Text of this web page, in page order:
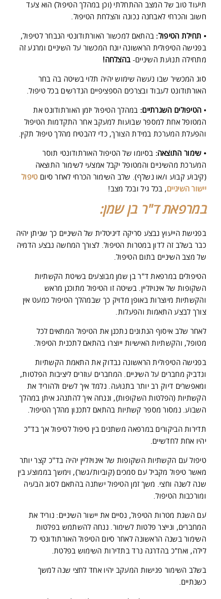
תיעוד טוב של המצב ההתחלתי (וכן במהלך הטיפול) הוא צעד
חשוב והכרחי לאבחנה נכונה והצלחת הטיפול.
• תחילת הטיפול: בהתאם למכשור האורתודונטי הנבחר לטיפול,
בפגישה הטיפולית הראשונה יונח המכשור על השיניים ומרגע זה
מתחילה תנועת השיניים-בהצלחה!
סוג המכשיר שבו נעשה שימוש יהיה תלוי בשיטה בה בחר
האורתודונט לעבוד ובצרכים הספציפיים הנדרשים בכל טיפול.
• הטיפולים השגרתיים: במהלך הטיפול יזמן האורתודונט את
המטופל אחת למספר שבועות למעקב אחר התקדמות הטיפול
והפעלת המערכת במידת הצורך, כדי להבטיח מהלך טיפול תקין.
• שימור התוצאה: בסיומו של הטיפול האורתודונטי תוסר
המערכת מהשיניים והמטופל יקבל אמצעי לשימור התוצאה
(קיבוע קבוע ו/או נשלף). שלב השימור הכרחי לאחר סיום טיפול
יישור השיניים, בכל גיל ובכל מצב!
במרפאת ד"ר בן שמן:
בפגישת הייעוץ נבצע סריקה דיגיטלית של השיניים כך שניתן יהיה
כבר בשלב זה לדון במטרות הטיפול. לצורך המחשה נבצע הדמיה
של מצב השיניים בתום הטיפול.
הטיפולים במרפאת ד"ר בן שמן מבוצעים בשיטת הקשתיות
השקופות של אינויזליין. בשיטה זו הטיפול מתוכנן מראש
והקשתיות מיוצרות באופן מדויק כך שבמהלך הטיפול כמעט אין
צורך לבצע התאמות והפעלות.
לאחר שלב איסוף הנתונים נתכנן את הטיפול המתאים לכל
מטופל, והקשתיות האישיות ייוצרו בהתאם לתכנית הטיפול.
בפגישה הטיפולית הראשונה נבדוק את התאמת הקשתיות
ונדביק מחברים על השיניים. המחברים עוזרים ליציבות הפלטות,
ומאפשרים דיוק רב יותר בתנועה. נלמד איך לשים ולהוריד את
הקשתיות (הפלטות השקופות), וננחה איך להתנהג איתן במהלך
השבוע. נמסור מספר קשתיות בהתאם לתכנון מהלך הטיפול.
תדירות הביקורים במרפאה משתנים בין טיפול לטיפול אך בד"כ
יהיו אחת לחדשיים.
טיפול עם הקשתיות השקופות של אינויזליין יהיה בד"כ קצר יותר
מאשר טיפול מקביל עם סמכים (קוביות/גשר), וימשך בממוצע בין
שנה לשנה וחצי. משך זמן הטיפול ישתנה בהתאם לסוג הבעיה
ומורכבות הטיפול.
עם השגת מטרות הטיפול, נסיים את יישור השיניים: נוריד את
המחברים, ונייצר פלטות לשימור. ננחה להשתמש בפלטות
השימור בשנה הראשונה לאחר סיום הטיפול האורתודונטי כל
לילה, ואח"כ בהדרגה נרד בתדירות השימוש בפלטת.
בשלב השימור פגישות המעקב יהיו אחד לחצי שנה למשך
כשנתיים.